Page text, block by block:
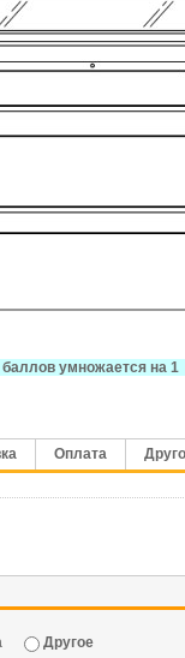
баллов умножается на 1
Оплата
Другое